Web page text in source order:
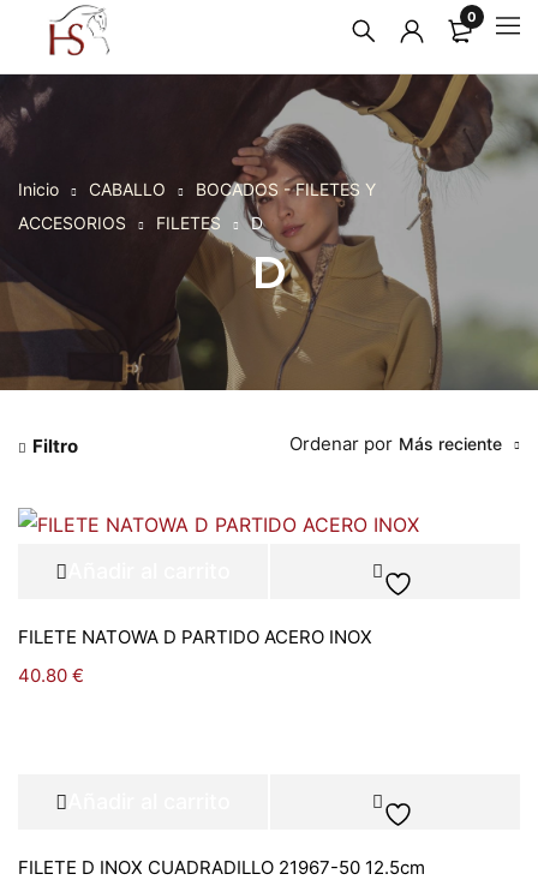
0
D
Inicio CABALLO
BOCADOS - FILETES Y
ACCESORIOS
FILETES D
Filtro Ordenar por Más reciente
FILETE NATOWA D PARTIDO ACERO INOX
40.80 €
FILETE D INOX CUADRADILLO 21967-50 12.5cm